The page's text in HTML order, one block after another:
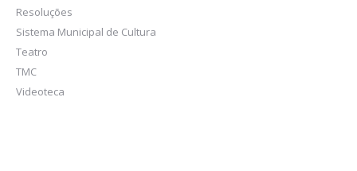
Resoluções
Sistema Municipal de Cultura
Teatro
TMC
Videoteca